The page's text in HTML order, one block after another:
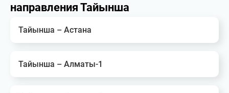
направления Тайынша
Тайынша – Астана
Тайынша – Алматы-1